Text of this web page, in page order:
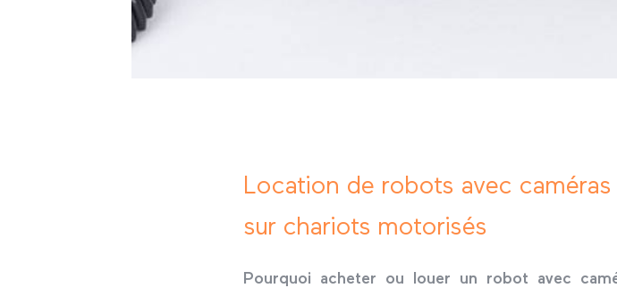
Location de robots avec
sur chariots motorisés
Pourquoi acheter ou louer un robot avec